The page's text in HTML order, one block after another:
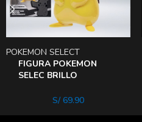
FIGURA POKEMON
SELEC BRILLO
PIKACHU
POKEMON SELECT
S/69.90